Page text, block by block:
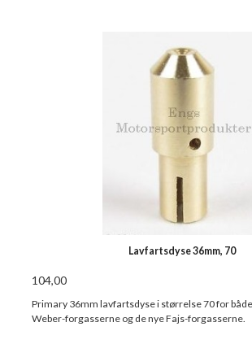
Lavfartsdyse 36mm, 70
104,00
Primary 36mm lavfartsdyse i størrelse 70 for
Weber-forgasserne og de nye Fajs-forgasserne.